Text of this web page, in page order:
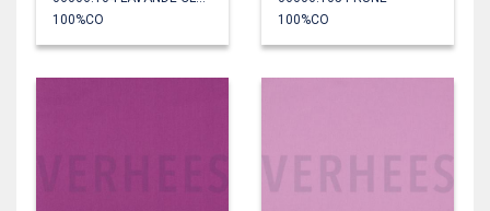
100%CO
100%CO